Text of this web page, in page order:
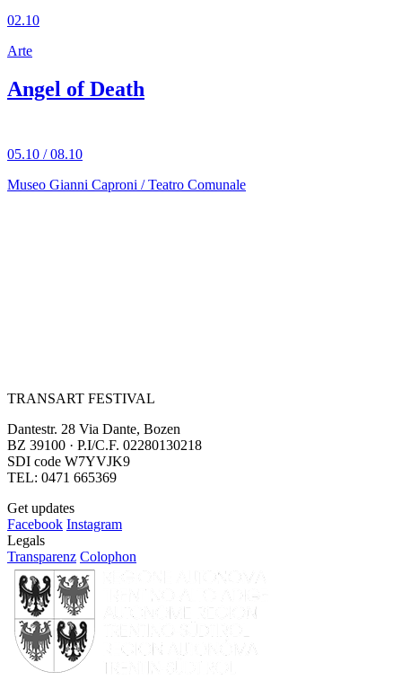
02.10
Arte
Angel of Death
05.10 / 08.10
Museo Gianni Caproni / Teatro Comunale
TRANSART FESTIVAL
Dantestr. 28 Via Dante, Bozen
BZ 39100 · P.I/C.F. 02280130218
SDI code W7YVJK9
TEL: 0471 665369
Get updates
Facebook Instagram
Legals
Transparenz Colophon